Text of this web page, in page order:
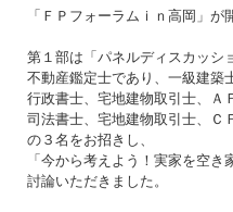
「ＦＰフォーラムｉｎ高岡」が
第１部は「パネルディスカッシ
不動産鑑定士であり、一級建築
行政書士、宅地建物取引士、Ａ
司法書士、宅地建物取引士、Ｃ
の３名をお招きし、
「今から考えよう！実家を空
討論いただきました。